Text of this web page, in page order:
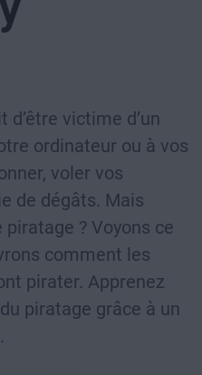
victime d’un
ordinateur ou à vos
voler vos
de dégâts. Mais
? Voyons ce
comment les
pirater. Apprenez
piratage grâce à un